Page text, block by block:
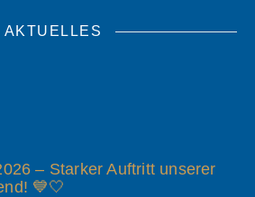
AKTUELLES
– Starker Auftritt unserer
💙🤍